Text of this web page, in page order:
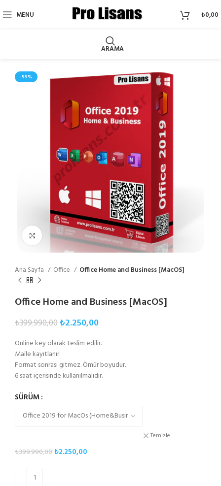
MENU ₺0,00
ARAMA
-99%
Büyütmek için tıklayın
Ana Sayfa Office Office Home and Business [MacOS]
Office Home and Business [MacOS]
₺399.990,00₺2.250,00
Online key olarak teslim edilir.
Maile kayıtlanır.
Format sonrası gitmez. Ömür boyudur.
6 saat içerisinde kullanılmalıdır.
SÜRÜM
Temizle
₺399.990,00₺2.250,00